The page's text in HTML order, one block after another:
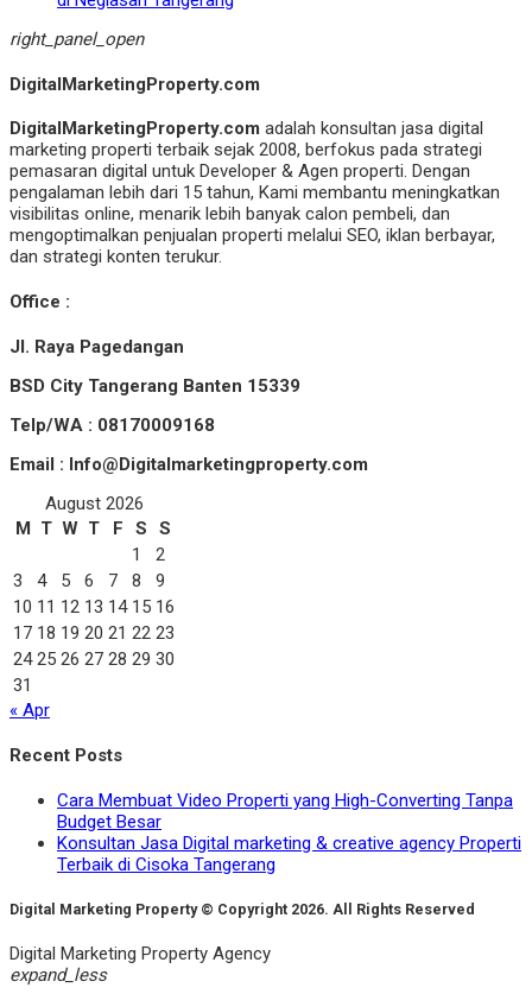
right_panel_open
DigitalMarketingProperty.com
DigitalMarketingProperty.com adalah konsultan jasa digital
marketing properti terbaik sejak 2008, berfokus pada strategi
pemasaran digital untuk Developer & Agen properti. Dengan
pengalaman lebih dari 15 tahun, Kami membantu meningkatkan
visibilitas online, menarik lebih banyak calon pembeli, dan
mengoptimalkan penjualan properti melalui SEO, iklan berbayar,
dan strategi konten terukur.
Office :
Jl. Raya Pagedangan
BSD City Tangerang Banten 15339
Telp/WA : 08170009168
Email : Info@Digitalmarketingproperty.com
August 2026
M
T W T F S
S
1
2
3
4 5 6 7 8
9
10 11 12 13 14 15 16
17 18 19 20 21 22 23
24 25 26 27 28 29 30
31
« Apr
Recent Posts
Cara Membuat Video Properti yang High-Converting Tanpa
Budget Besar
Konsultan Jasa Digital marketing & creative agency Properti
Terbaik di Cisoka Tangerang
Digital Marketing Property © Copyright 2026. All Rights Reserved
Digital Marketing Property Agency
expand_less